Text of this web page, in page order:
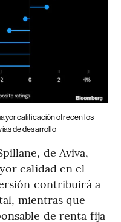
calificación ofrecen los
de desarrollo
de Aviva,
calidad en el
contribuirá a
mientras que
de renta fija